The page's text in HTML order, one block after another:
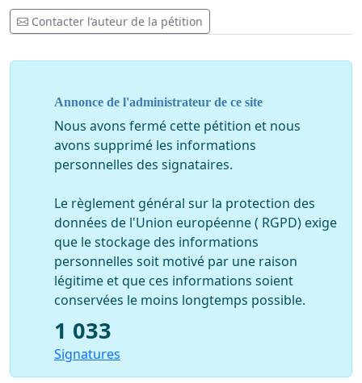
Contacter l’auteur de la pétition
Annonce de l'administrateur de ce site
Nous avons fermé cette pétition et nous
avons supprimé les informations
personnelles des signataires.
Le règlement général sur la protection des
données de l'Union européenne ( RGPD) exige
que le stockage des informations
personnelles soit motivé par une raison
légitime et que ces informations soient
conservées le moins longtemps possible.
1 033
Signatures